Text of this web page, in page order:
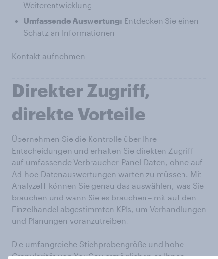
Weiterentwicklung
Umfassende Auswertung: Entdecken Sie einen
Schatz an Informationen
Kontakt aufnehmen
Direkter Zugriff,
direkte Vorteile
Übernehmen Sie die Kontrolle über Ihre
Entscheidungen und erhalten Sie direkten Zugriff
auf umfassende Verbraucher-Panel-Daten, ohne auf
Ad-hoc-Datenauswertungen warten zu müssen. Mit
AnalyzeIT können Sie genau das auswählen, was Sie
brauchen und wann Sie es brauchen – mit auf den
Einzelhandel abgestimmten KPIs, um Verhandlungen
und Planungen voranzutreiben.
Die umfangreiche Stichprobengröße und hohe
Granularität von YouGov ermöglichen es Ihnen,